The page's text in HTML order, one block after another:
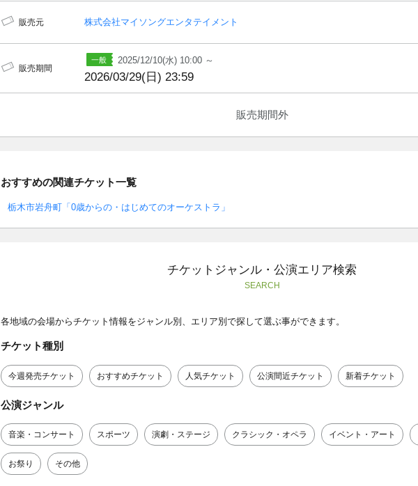
販売元 株式会社マイソングエンタテイメント
販売期間
2025/12/10(水) 10:00 ～
2026/03/29(日) 23:59
販売期間外
おすすめの関連チケット一覧
栃木市岩舟町「0歳からの・はじめてのオーケストラ」
チケットジャンル・公演エリア検索
SEARCH
各地域の会場からチケット情報をジャンル別、エリア別で探して選ぶ事ができます。
チケット種別
今週発売チケット おすすめチケット 人気チケット 公演間近チケット 新着チケット
公演ジャンル
音楽・コンサート スポーツ 演劇・ステージ クラシック・オペラ イベント・アート
お祭り その他